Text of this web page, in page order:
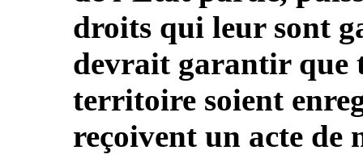
droits qui leur sont
devrait garantir que
territoire soient
reçoivent un acte de